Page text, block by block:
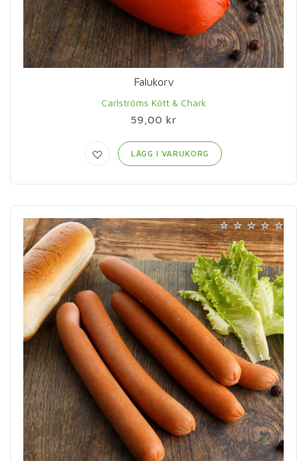
Falukorv
Carlströms Kött & Chark
59,00 kr
LÄGG I VARUKORG